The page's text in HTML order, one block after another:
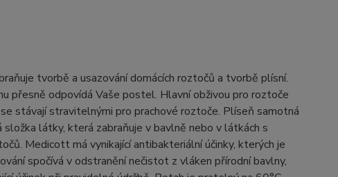
tvorbě a usazování domácích roztočů a tvorbě plísní.
přesně odpovídá Vaše postel. Hlavní obživou pro roztoče
stávají stravitelnými pro prachové roztoče. Plíseň samotná
látky, která zabraňuje v bavlně nebo v látkách s
Medicott má vynikající antibakteriální účinky, kterých je
spočívá v odstranění nečistot z vláken přírodní bavlny,